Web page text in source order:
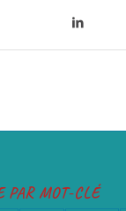
PAR MOT-CLÉ